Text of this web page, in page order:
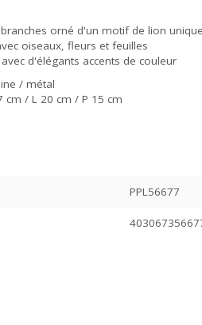
orné d'un motif de lion
oiseaux, fleurs et feuilles
d'élégants accents de couleur
/ métal
cm / L 20 cm / P 15 cm
PPL56677